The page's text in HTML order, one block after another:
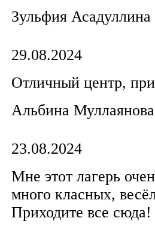
Зульфия
29.08.2024
Отличный центр,
Альбина
23.08.2024
Мне этот лагерь
много класных,
Приходите все сюда!